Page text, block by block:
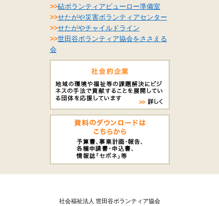
>>砧ボランティアビューロー準備室
>>せたがや災害ボランティアセンター
>>せたがやチャイルドライン
>>世田谷ボランティア協会をささえる
会
社会福祉法人 世田谷ボランティア協会